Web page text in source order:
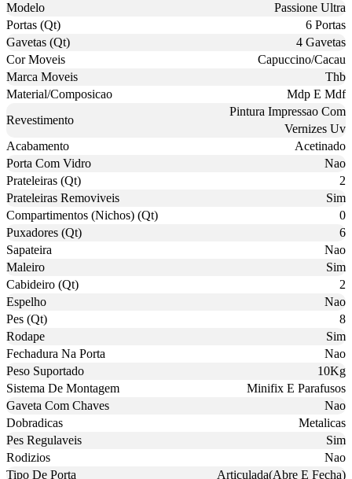
Modelo
Passione Ultra
Portas (Qt)
6 Portas
Gavetas (Qt)
4 Gavetas
Cor Moveis
Capuccino/Cacau
Marca Moveis
Thb
Material/Composicao
Mdp E Mdf
Revestimento
Pintura Impressao Com
Vernizes Uv
Acabamento
Acetinado
Porta Com Vidro
Nao
Prateleiras (Qt)
2
Prateleiras Removiveis
Sim
Compartimentos (Nichos) (Qt)
0
Puxadores (Qt)
6
Sapateira
Nao
Maleiro
Sim
Cabideiro (Qt)
2
Espelho
Nao
Pes (Qt)
8
Rodape
Sim
Fechadura Na Porta
Nao
Peso Suportado
10Kg
Sistema De Montagem
Minifix E Parafusos
Gaveta Com Chaves
Nao
Dobradicas
Metalicas
Pes Regulaveis
Sim
Rodizios
Nao
Tipo De Porta
Articulada(Abre E Fecha)